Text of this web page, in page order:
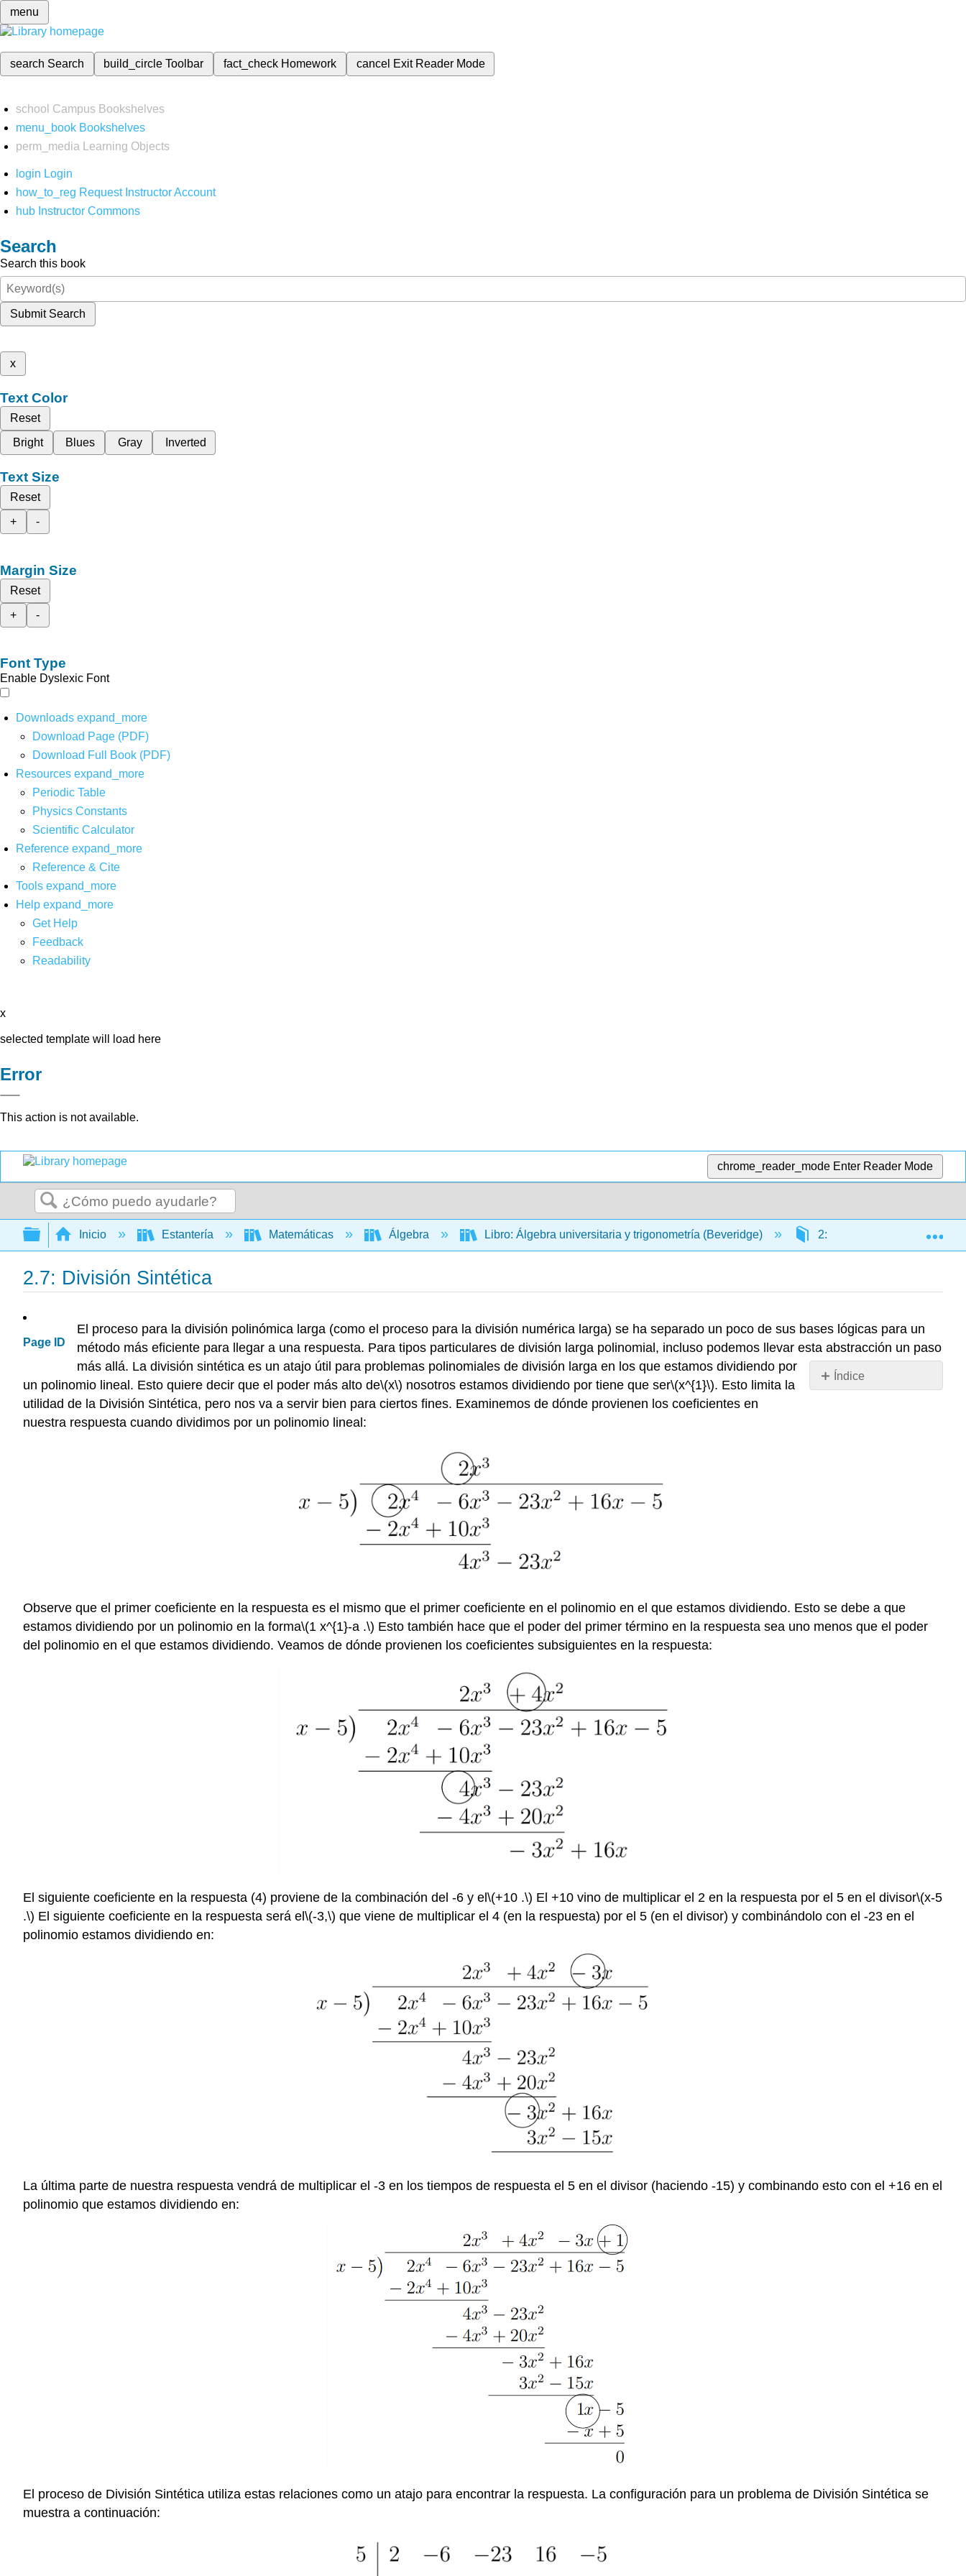
menu
search Search build_circleToolbar fact_check Homework cancel Exit Reader Mode
school Campus Bookshelves
menu_book Bookshelves
perm_media
Learning Objects
login Login
how_to_reg Request Instructor Account
hub Instructor Commons
Search
Search this book
Submit Search
x
Text Color
Reset
Bright
Blues Gray Inverted
Text Size
Reset
+
-
Margin Size
Reset
+
-
Font Type
Enable Dyslexic Font
Downloads expand_more
Download Page (PDF)
Download Full Book (PDF)
Resources expand_more
Periodic Table
Physics Constants
Scientific Calculator
Reference expand_more
Reference & Cite
Tools expand_more
Help expand_more
Get Help
Feedback
Readability
x
selected template will load here
Error
This action is not available.
chrome_reader_mode Enter Reader Mode
Buscar
Expandir/contraer jerarquía global
Inicio Estantería Matemáticas Álgebra Libro: Álgebra universitaria y trigonometría (Beveridge) 2: Funciones polinomiales
2.7: División Sintética
Page ID
Índice
Sin
El proceso para la división polinómica larga (como el proceso para la división numérica larga) se ha separado un poco de sus bases lógicas para un
método más eficiente para llegar a una respuesta. Para tipos particulares de división larga polinomial, incluso podemos llevar esta abstracción un paso
más allá. La división sintética es un atajo útil para problemas polinomiales de división larga en los que estamos dividiendo por
un polinomio lineal. Esto quiere decir que el poder más alto de\(x\) nosotros estamos dividiendo por tiene que ser\(x^{1}\). Esto limita la
utilidad de la División Sintética, pero nos va a servir bien para ciertos fines. Examinemos de dónde provienen los coeficientes en
nuestra respuesta cuando dividimos por un polinomio lineal:
Observe que el primer coeficiente en la respuesta es el mismo que el primer coeficiente en el polinomio en el que estamos dividiendo. Esto se debe a que
estamos dividiendo por un polinomio en la forma\(1 x^{1}-a .\) Esto también hace que el poder del primer término en la respuesta sea uno menos que el poder
del polinomio en el que estamos dividiendo. Veamos de dónde provienen los coeficientes subsiguientes en la respuesta:
El siguiente coeficiente en la respuesta (4) proviene de la combinación del -6 y el \(+10 .\) El +10 vino de multiplicar el 2 en la respuesta por el 5 en el divisor\(x-5
.\) El siguiente coeficiente en la respuesta será el \(-3,\) que viene de multiplicar el 4 (en la respuesta) por el 5 (en el divisor) y combinándolo con el -23 en el
polinomio estamos dividiendo en:
La última parte de nuestra respuesta vendrá de multiplicar el -3 en los tiempos de respuesta el 5 en el divisor (haciendo -15) y combinando esto con el +16 en el
polinomio que estamos dividiendo en:
El proceso de División Sintética utiliza estas relaciones como un atajo para encontrar la respuesta. La configuración para un problema de División Sintética se
muestra a continuación: